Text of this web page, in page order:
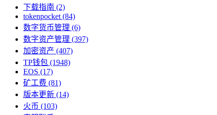
下载指南 (2)
tokenpocket (84)
数字货币管理 (6)
数字资产管理 (397)
加密资产 (407)
TP钱包 (1948)
EOS (17)
矿工费 (81)
版本更新 (14)
火币 (103)